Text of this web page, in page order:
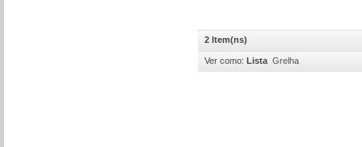
2 Item(ns)
Ver como: Lista Grelha